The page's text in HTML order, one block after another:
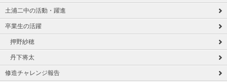
土浦二中の活動・躍進
卒業生の活躍
押野紗穂
丹下将太
修造チャレンジ報告